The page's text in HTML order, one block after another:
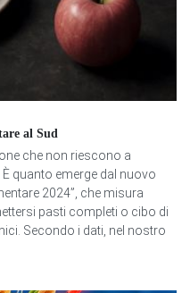
al Sud
che non riescono a
quanto emerge dal nuovo
2024”, che misura
pasti completi o cibo di
Secondo i dati, nel nostro